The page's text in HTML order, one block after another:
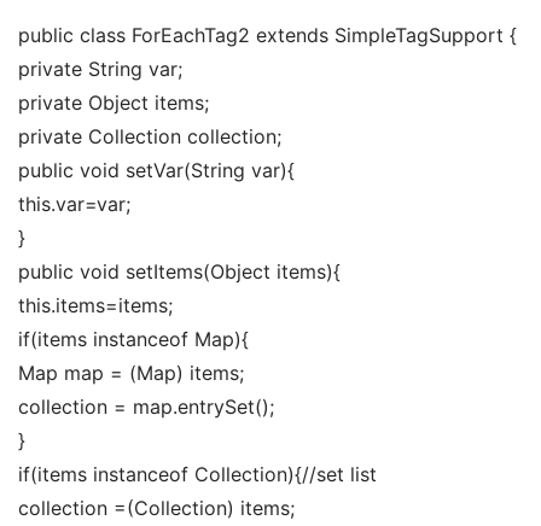
public class ForEachTag2 extends SimpleTagSupport {
private String var;
private Object items;
private Collection collection;
public void setVar(String var){
this.var=var;
}
public void setItems(Object items){
this.items=items;
if(items instanceof Map){
Map map = (Map) items;
collection = map.entrySet();
}
if(items instanceof Collection){//set list
collection =(Collection) items;